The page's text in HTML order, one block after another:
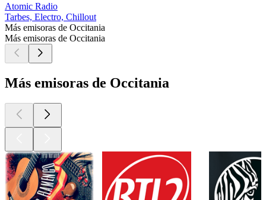
Atomic Radio
Tarbes, Electro, Chillout
Más emisoras de Occitania
Más emisoras de Occitania
Más emisoras de Occitania